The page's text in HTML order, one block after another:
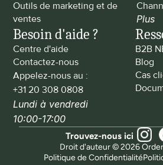
Outils de marketing et de
ventes
Plus
Besoin d'aide ?
Centre d'aide
Contactez-nous
Appelez-nous au :
+31 20 308 0808
Lundi à vendredi
10:00-17:00
B2B
Blog
Cas
Droit d'auteur © 2026
Politique de Confidentialité
Trouvez-nous ici